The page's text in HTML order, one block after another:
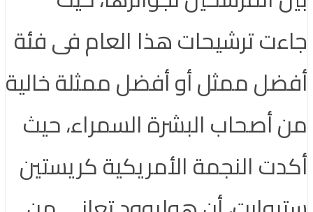
جاءت ترشيحات هذا العام فى فئة
أفضل ممثل أو أفضل ممثلة خالية
من أصحاب البشرة السمراء، حيث
أكدت النجمة الأمريكية كريستين